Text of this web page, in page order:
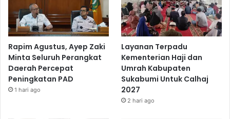
Rapim Agustus, Ayep Zaki
Minta Seluruh Perangkat
Daerah Percepat
Peningkatan PAD
1 hari ago
Layanan Terpadu
Kementerian Haji dan
Umrah Kabupaten
Sukabumi Untuk Calhaj
2027
2 hari ago